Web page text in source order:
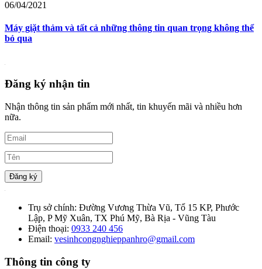
06/04/2021
Máy giặt thảm và tất cả những thông tin quan trọng không thể
bỏ qua
Đăng ký nhận tin
Nhận thông tin sản phẩm mới nhất, tin khuyến mãi và nhiều hơn
nữa.
Đăng ký
Trụ sở chính: Đường Vương Thừa Vũ, Tổ 15 KP, Phước
Lập, P Mỹ Xuân, TX Phú Mỹ, Bà Rịa - Vũng Tàu
Điện thoại: 0933 240 456
Email: vesinhcongnghieppanhro@gmail.com
Thông tin công ty